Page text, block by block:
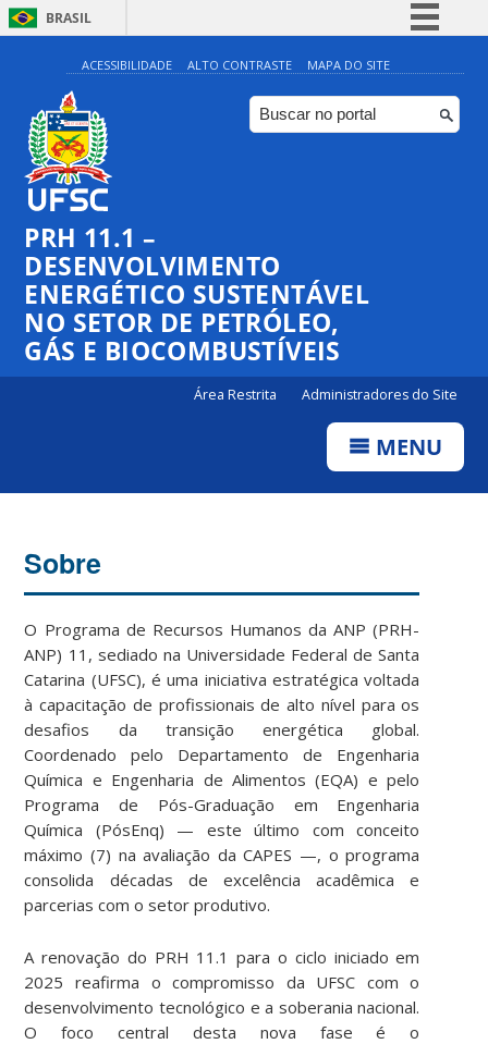
BRASIL
Simplifique!
Comunica BR
Participe
ACESSIBILIDADE ALTO CONTRASTE MAPA DO SITE
PRH 11.1 –
DESENVOLVIMENTO
ENERGÉTICO SUSTENTÁVEL
NO SETOR DE PETRÓLEO,
GÁS E BIOCOMBUSTÍVEIS
Área Restrita Administradores do Site
MENU
Sobre
O Programa de Recursos Humanos da ANP (PRH-
ANP) 11, sediado na Universidade Federal de Santa
Catarina (UFSC), é uma iniciativa estratégica voltada
à capacitação de profissionais de alto nível para os
desafios da transição energética global.
Coordenado pelo Departamento de Engenharia
Química e Engenharia de Alimentos (EQA) e pelo
Programa de Pós-Graduação em Engenharia
Química (PósEnq) — este último com conceito
máximo (7) na avaliação da CAPES —, o programa
consolida décadas de excelência acadêmica e
parcerias com o setor produtivo.
A renovação do PRH 11.1 para o ciclo iniciado em
2025 reafirma o compromisso da UFSC com o
desenvolvimento tecnológico e a soberania nacional.
O foco central desta nova fase é o